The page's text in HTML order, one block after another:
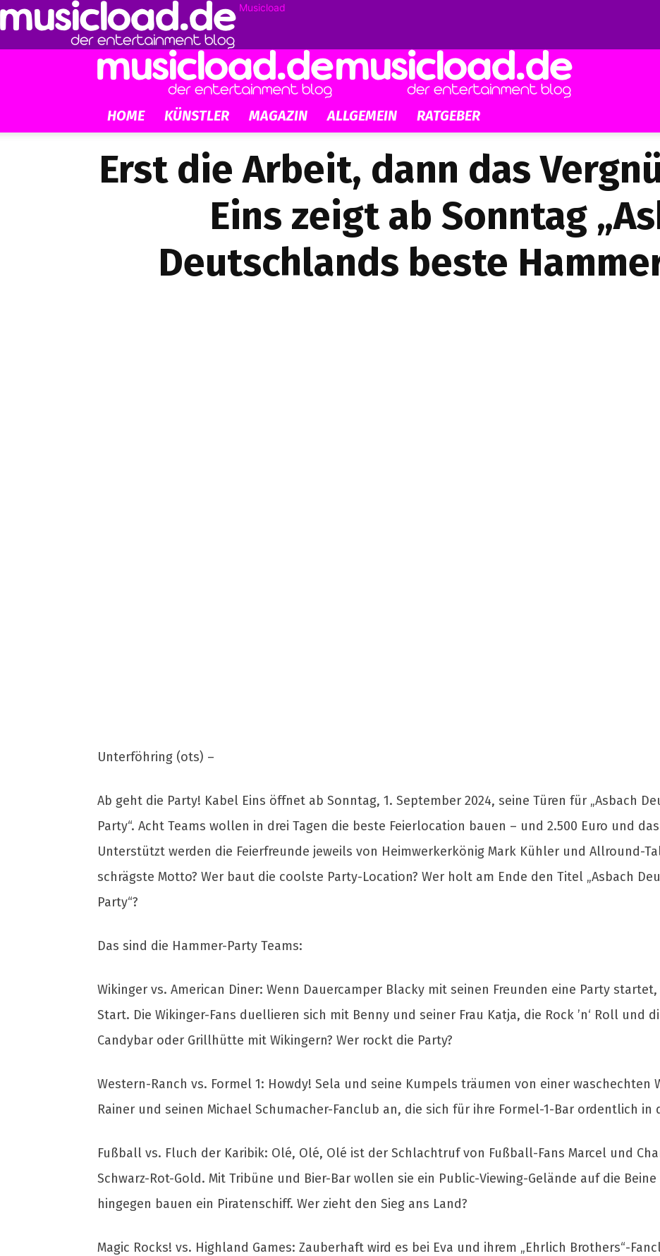
Musicload
HOME KÜNSTLER MAGAZIN ALLGEMEIN RATGEBER
Erst die Arbeit, dann das
Eins zeigt ab Sonntag
Deutschlands beste
Unterföhring (ots) –
Ab geht die Party! Kabel Eins öffnet ab Sonntag, 1. September 2024, seine Türen für „Asbach
Party“. Acht Teams wollen in drei Tagen die beste Feierlocation bauen – und 2.500 Euro und
Unterstützt werden die Feierfreunde jeweils von Heimwerkerkönig Mark Kühler und Allround-
schrägste Motto? Wer baut die coolste Party-Location? Wer holt am Ende den Titel „Asbach
Party“?
Das sind die Hammer-Party Teams:
Wikinger vs. American Diner: Wenn Dauercamper Blacky mit seinen Freunden eine Party
Start. Die Wikinger-Fans duellieren sich mit Benny und seiner Frau Katja, die Rock ’n‘ Roll und
Candybar oder Grillhütte mit Wikingern? Wer rockt die Party?
Western-Ranch vs. Formel 1: Howdy! Sela und seine Kumpels träumen von einer waschechten
Rainer und seinen Michael Schumacher-Fanclub an, die sich für ihre Formel-1-Bar ordentlich in
Fußball vs. Fluch der Karibik: Olé, Olé, Olé ist der Schlachtruf von Fußball-Fans Marcel und
Schwarz-Rot-Gold. Mit Tribüne und Bier-Bar wollen sie ein Public-Viewing-Gelände auf die
hingegen bauen ein Piratenschiff. Wer zieht den Sieg ans Land?
Magic Rocks! vs. Highland Games: Zauberhaft wird es bei Eva und ihrem „Ehrlich Brothers“-